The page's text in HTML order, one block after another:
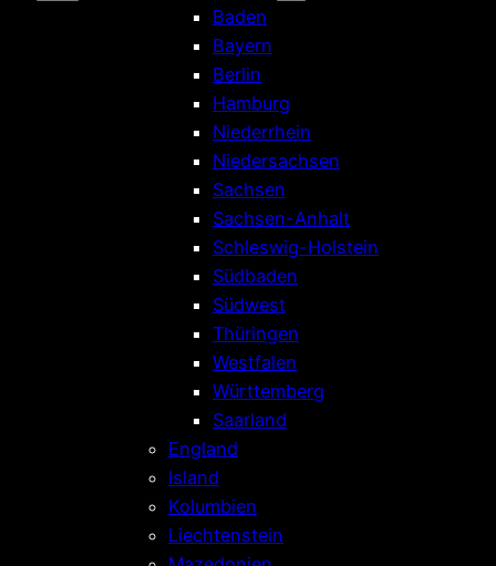
Baden
Bayern
Berlin
Hamburg
Niederrhein
Niedersachsen
Sachsen
Sachsen-Anhalt
Schleswig-Holstein
Südbaden
Südwest
Thüringen
Westfalen
Württemberg
Saarland
England
Island
Kolumbien
Liechtenstein